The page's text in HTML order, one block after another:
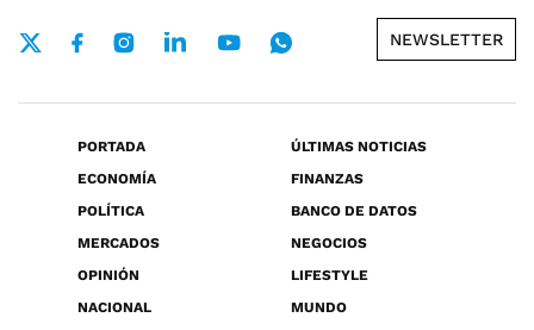
NEWSLETTER
PORTADA
ÚLTIMAS NOTICIAS
ECONOMÍA
FINANZAS
POLÍTICA
BANCO DE DATOS
MERCADOS
NEGOCIOS
OPINIÓN
LIFESTYLE
NACIONAL
MUNDO